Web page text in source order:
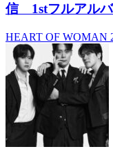
信 1stフルアル
HEART OF WOMAN